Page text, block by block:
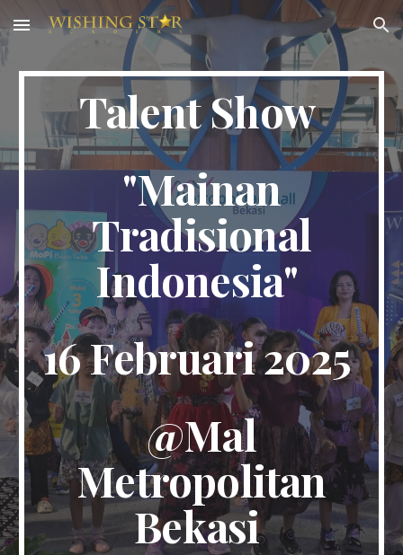
Skip to main content Skip to navigation
Talent Show
"Mainan
Tradisional
Indonesia"
16Februari2025
@Mal
Metropolitan
Bekasi